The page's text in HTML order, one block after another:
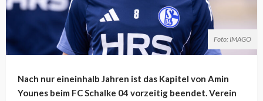
Foto: IMAGO
Nach nur eineinhalb Jahren ist das Kapitel von Amin
Younes beim FC Schalke 04 vorzeitig beendet. Verein